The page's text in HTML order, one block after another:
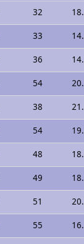
32
33
36
54
38
54
48
49
51
55